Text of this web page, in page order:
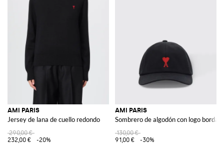
AMI PARIS
Jersey de lana de cuello redondo
290,00 €
232,00 €
-20%
AMI PARIS
Sombrero de algodón con logo
130,00 €
91,00 €
-30%